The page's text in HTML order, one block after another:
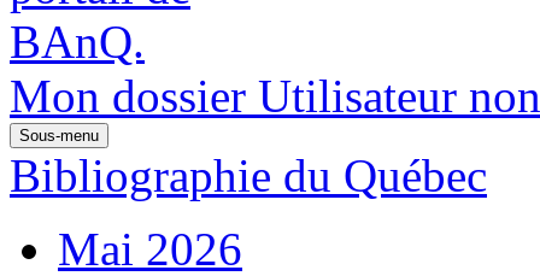
Mon dossier Utilisateur
Sous-menu
Bibliographie du Québec
Mai 2026